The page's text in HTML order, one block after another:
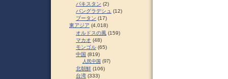
パキスタン (2)
バングラデシュ (12)
ブータン (17)
東アジア (4,018)
オルドスの風 (159)
マカオ (48)
モンゴル (65)
中国 (819)
人民中国 (97)
北朝鮮 (106)
台湾 (333)